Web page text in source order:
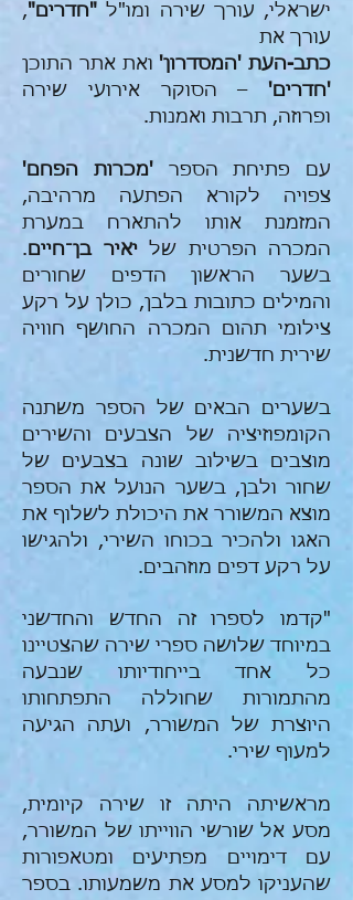
ישראלי, עורך שירה ומו"ל "חדרים",
עורך את
כתב-העת 'המסדרון' ואת אתר התוכן
'חדרים' – הסוקר אירועי שירה
ופרוזה, תרבות ואמנות.
עם פתיחת הספר'מכרות הפחם'
צפויה לקורא הפתעה מרהיבה,
המזמנת אותו להתארח במערת
המכרה הפרטית שליאיר בן־חיים.
בשער הראשון הדפים שחורים
והמילים כתובות בלבן, כולן על רקע
צילומי תהום המכרה החושף חוויה
שירית חדשנית.
בשערים הבאים של הספר משתנה
הקומפוזיציה של הצבעים והשירים
מוצבים בשילוב שונה בצבעים של
שחור ולבן, בשער הנועל את הספר
מוצא המשורר את היכולת לשלוף את
האגו ולהכיר בכוחו השירי, ולהגישו
על רקע דפים מוזהבים.
"קדמו לספרו זה החדש והחדשני
במיוחד שלושה ספרי שירה שהצטיינו
כל אחד בייחודיותו שנבעה
מהתמורות שחוללה התפתחותו
היוצרת של המשורר, ועתה הגיעה
למעוף שירי.
מראשיתה היתה זו שירה קיומית,
מסע אל שורשי הווייתו של המשורר,
עם דימויים מפתיעים ומטאפורות
שהעניקו למסע את משמעותו. בספר